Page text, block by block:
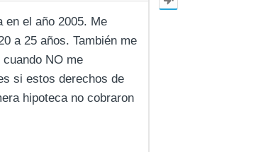
en el año 2005. Me
a 25 años. También me
NO me
si estos derechos de
hipoteca no cobraron